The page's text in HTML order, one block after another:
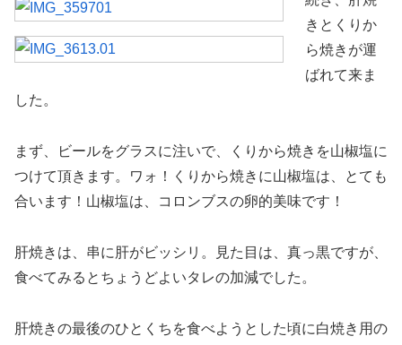
きとくりか
ら焼きが運
ばれて来ま
した。
まず、ビールをグラスに注いで、くりから焼きを山椒塩に
つけて頂きます。ワォ！くりから焼きに山椒塩は、とても
合います！山椒塩は、コロンブスの卵的美味です！
肝焼きは、串に肝がビッシリ。見た目は、真っ黒ですが、
食べてみるとちょうどよいタレの加減でした。
肝焼きの最後のひとくちを食べようとした頃に白焼き用の